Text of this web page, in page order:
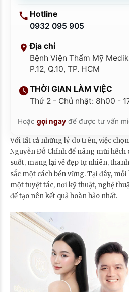
Hotline
0932 095 905
Địa chỉ
Bệnh Viện Thẩm Mỹ
P.12, Q.10, TP. HCM
THỜI GIAN LÀM VIỆC
Thứ 2 - Chủ nhật: 8h00 -
Hoặc gọi ngay để được tư vấn
Với tất cả những lý do trên, việc
Nguyễn Đỗ Chỉnh để nâng mũi
suốt, mang lại vẻ đẹp tự nhiên,
sắc một cách bền vững. Tại đây,
một tuyệt tác, nơi kỹ thuật, nghệ
để tạo nên kết quả hoàn hảo nhất.